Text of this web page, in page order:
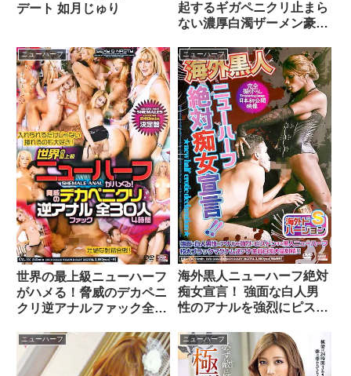
デート 如月じゅり
起するギガペニクリ止まら
ない濃厚白濁ザーメン豪快
ニューハーフ
世界の最上級ニューハーフ
がハメる！脅威のデカペニ
クリ逆アナルファック全30
ニューハーフ
海外黒人ニューハーフ絶対
痴女宣言！ 強面な白人男
性のアナルを強烈にピスト
太ブラックマグナム逆アナ
全員白濁大量射精！！
ニューハーフ ニューハーフ